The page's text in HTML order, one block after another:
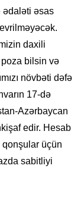
ədaləti əsas
daxili
bilsin və
növbəti dəfə
17-də
Azərbaycan
edir. Hesab
üçün
sabitliyi